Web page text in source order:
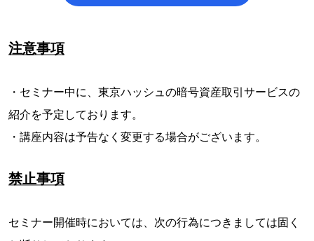
注意事項
・セミナー中に、東京ハッシュの暗号資産取引サービスの
紹介を予定しております。
・講座内容は予告なく変更する場合がございます。
禁止事項
セミナー開催時においては、次の行為につきましては固く